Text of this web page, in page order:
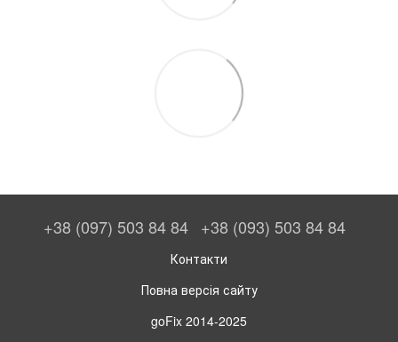
+38 (097) 503 84 84 +38 (093) 503 84 84
Контакти
Повна версія сайту
goFix 2014-2025